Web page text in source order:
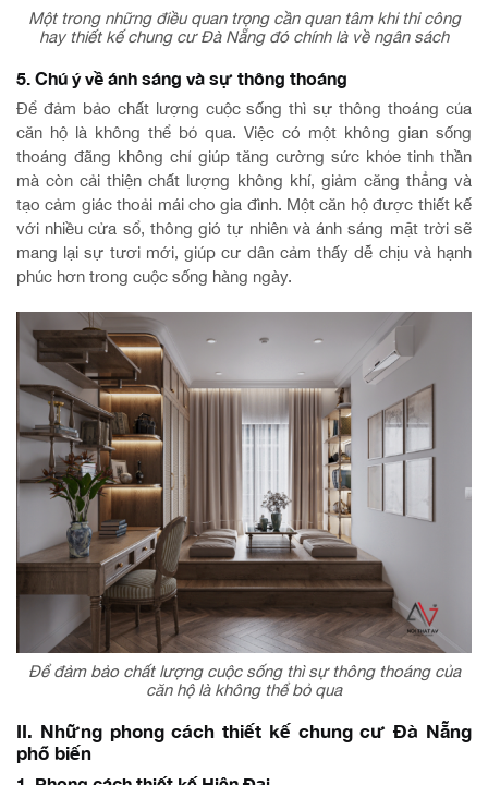
Một trong những điều quan trọng cần quan tâm khi thi công
hay thiết kế chung cư Đà Nẵng đó chính là về ngân sách
5. Chú ý về ánh sáng và sự thông thoáng
Để đảm bảo chất lượng cuộc sống thì sự thông thoáng của
căn hộ là không thể bỏ qua. Việc có một không gian sống
thoáng đãng không chỉ giúp tăng cường sức khỏe tinh thần
mà còn cải thiện chất lượng không khí, giảm căng thẳng và
tạo cảm giác thoải mái cho gia đình. Một căn hộ được thiết kế
với nhiều cửa sổ, thông gió tự nhiên và ánh sáng mặt trời sẽ
mang lại sự tươi mới, giúp cư dân cảm thấy dễ chịu và hạnh
phúc hơn trong cuộc sống hàng ngày.
Để đảm bảo chất lượng cuộc sống thì sự thông thoáng của
căn hộ là không thể bỏ qua
II. Những phong cách thiết kế chung cư Đà Nẵng
phổ biến